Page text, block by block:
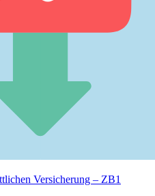
Versicherung – ZB1